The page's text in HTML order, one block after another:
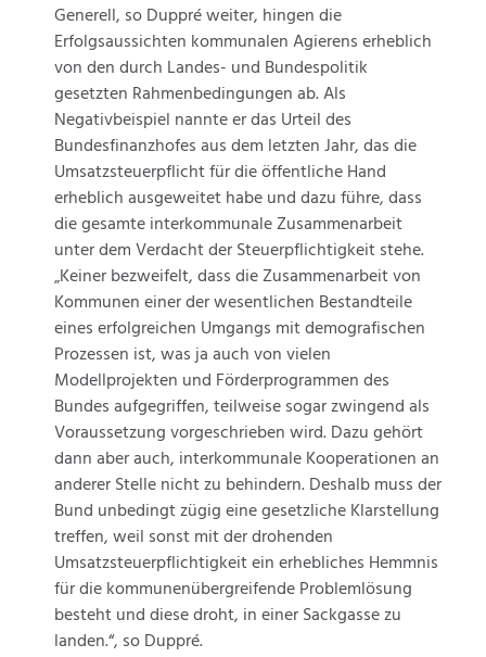
Generell, so Duppré weiter, hingen die
Erfolgsaussichten kommunalen Agierens erheblich
von den durch Landes- und Bundespolitik
gesetzten Rahmenbedingungen ab. Als
Negativbeispiel nannte er das Urteil des
Bundesfinanzhofes aus dem letzten Jahr, das die
Umsatzsteuerpflicht für die öffentliche Hand
erheblich ausgeweitet habe und dazu führe, dass
die gesamte interkommunale Zusammenarbeit
unter dem Verdacht der Steuerpflichtigkeit stehe.
„Keiner bezweifelt, dass die Zusammenarbeit von
Kommunen einer der wesentlichen Bestandteile
eines erfolgreichen Umgangs mit demografischen
Prozessen ist, was ja auch von vielen
Modellprojekten und Förderprogrammen des
Bundes aufgegriffen, teilweise sogar zwingend als
Voraussetzung vorgeschrieben wird. Dazu gehört
dann aber auch, interkommunale Kooperationen an
anderer Stelle nicht zu behindern. Deshalb muss der
Bund unbedingt zügig eine gesetzliche Klarstellung
treffen, weil sonst mit der drohenden
Umsatzsteuerpflichtigkeit ein erhebliches Hemmnis
für die kommunenübergreifende Problemlösung
besteht und diese droht, in einer Sackgasse zu
landen.“, so Duppré.